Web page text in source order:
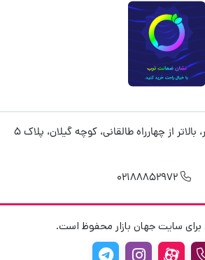
تهران، خیابان ولیعصر، بالاتر از چهارراه طالقانی، کوچه گیلان، پلاک 5
02188852972
سایت جهان بازار محفوظ است.